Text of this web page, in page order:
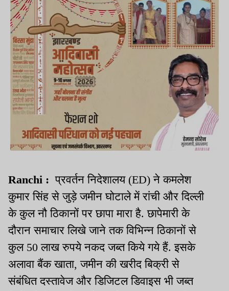
Ranchi : प्रवर्तन निदेशालय (ED) ने कमलेश
कुमार सिंह से जुड़े जमीन घोटाले में रांची और दिल्ली
के कुल नौ ठिकानों पर छापा मारा है. छापेमारी के
दौरान समाचार लिखे जाने तक विभिन्न ठिकानों से
कुल 50 लाख रुपये नकद जब्त किये गये हैं. इसके
अलावा बैंक खाता, जमीन की खरीद बिक्री से
संबंधित दस्तावेज और डिजिटल डिवाइस भी जब्त